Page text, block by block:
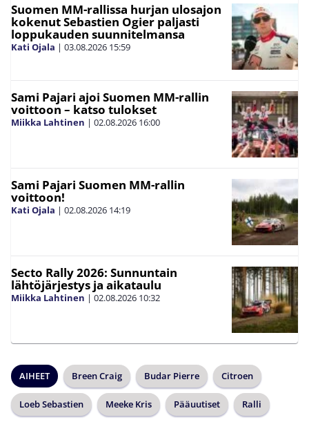
Suomen MM-rallissa hurjan ulosajon
kokenut Sebastien Ogier paljasti
loppukauden suunnitelmansa
Kati Ojala | 03.08.2026 15:59
Sami Pajari ajoi Suomen MM-rallin
voittoon – katso tulokset
Miikka Lahtinen | 02.08.2026 16:00
Sami Pajari Suomen MM-rallin
voittoon!
Kati Ojala | 02.08.2026 14:19
Secto Rally 2026: Sunnuntain
lähtöjärjestys ja aikataulu
Miikka Lahtinen | 02.08.2026 10:32
AIHEET Breen Craig Budar Pierre Citroen
Loeb Sebastien Meeke Kris Pääuutiset Ralli